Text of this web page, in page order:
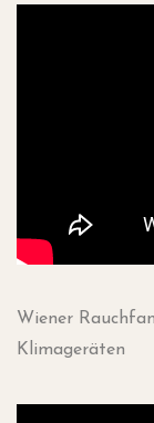
Wie­ner
Klimageräten